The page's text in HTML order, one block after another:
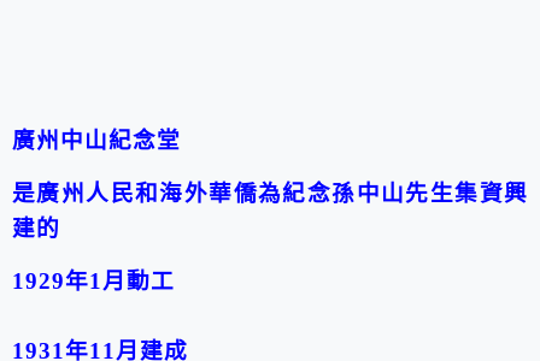
廣州中山紀念堂
是廣州人民和海外華僑為紀念孫中山先生集資興
建的
1929年1月動工
1931年11月建成